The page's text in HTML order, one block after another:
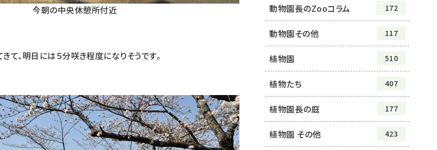
今朝の中央休憩所付近
て、明日には５分咲き程度になりそうです。
動物園長のZooコラム 172
動物園その他 117
植物園 510
植物たち 407
植物園長の庭 177
植物園 その他 423